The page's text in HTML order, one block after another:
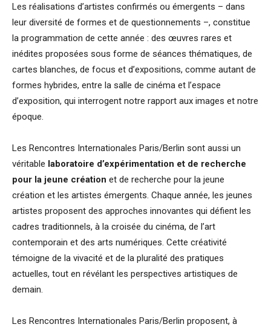
Les réalisations d’artistes confirmés ou émergents – dans
leur diversité de formes et de questionnements –, constitue
la programmation de cette année : des œuvres rares et
inédites proposées sous forme de séances thématiques, de
cartes blanches, de focus et d’expositions, comme autant de
formes hybrides, entre la salle de cinéma et l’espace
d’exposition, qui interrogent notre rapport aux images et notre
époque.
Les Rencontres Internationales Paris/Berlin sont aussi un
véritable laboratoire d’expérimentation et de recherche
pour la jeune création et de recherche pour la jeune
création et les artistes émergents. Chaque année, les jeunes
artistes proposent des approches innovantes qui défient les
cadres traditionnels, à la croisée du cinéma, de l’art
contemporain et des arts numériques. Cette créativité
témoigne de la vivacité et de la pluralité des pratiques
actuelles, tout en révélant les perspectives artistiques de
demain.
Les Rencontres Internationales Paris/Berlin proposent, à